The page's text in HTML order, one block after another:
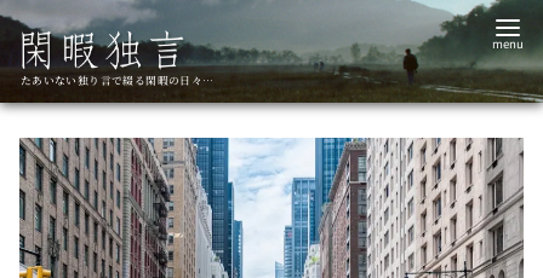
コ
テ
ン
たあいない独り言で綴る閑暇の日々…